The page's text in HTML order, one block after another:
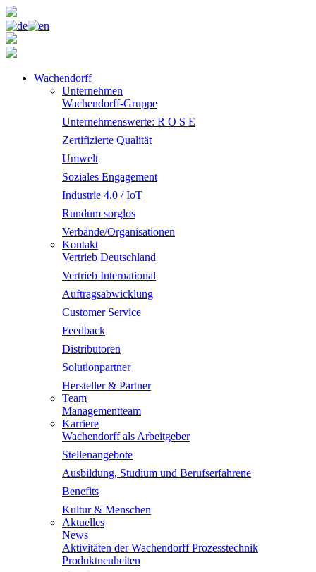
Wachendorff
Unternehmen
Wachendorff-Gruppe
Unternehmenswerte: R O S E
Zertifizierte Qualität
Umwelt
Soziales Engagement
Industrie 4.0 / IoT
Rundum sorglos
Verbände/Organisationen
Kontakt
Vertrieb Deutschland
Vertrieb International
Auftragsabwicklung
Customer Service
Feedback
Distributoren
Solutionpartner
Hersteller & Partner
Team
Managementteam
Karriere
Wachendorff als Arbeitgeber
Stellenangebote
Ausbildung, Studium und Berufserfahrene
Benefits
Kultur & Menschen
Aktuelles
News
Aktivitäten der Wachendorff Prozesstechnik
Produktneuheiten